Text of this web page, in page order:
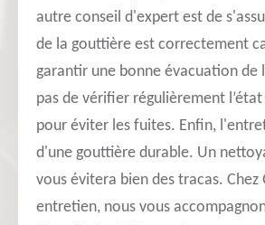
autre conseil d'expert est de
de la gouttière est correctement
garantir une bonne évacuation de
pas de vérifier régulièrement
pour éviter les fuites. Enfin,
d'une gouttière durable. Un
vous évitera bien des tracas. Chez
entretien, nous vous